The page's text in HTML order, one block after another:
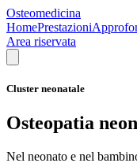
Osteomedicina
HomePrestazioni
Area riservata
Cluster neonatale
Osteopatia
Nel neonato e nel